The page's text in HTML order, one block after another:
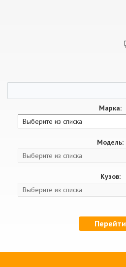
Марка:
Модель:
Кузов:
Перейти